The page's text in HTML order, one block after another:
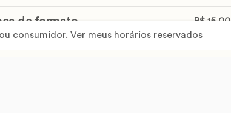
de formato R$ 15,00
consumidor. Ver meus horários reservados